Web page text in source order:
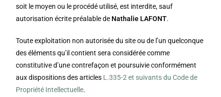
soit le moyen ou le procédé utilisé, est interdite, sauf
autorisation écrite préalable de Nathalie LAFONT.
Toute exploitation non autorisée du site ou de l’un quelconque
des éléments qu’il contient sera considérée comme
constitutive d’une contrefaçon et poursuivie conformément
aux dispositions des articles L.335-2 et suivants du Code de
Propriété Intellectuelle.